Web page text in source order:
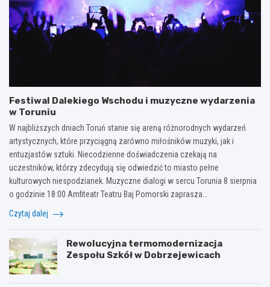
Festiwal Dalekiego Wschodu i muzyczne wydarzenia
w Toruniu
W najbliższych dniach Toruń stanie się areną różnorodnych wydarzeń
artystycznych, które przyciągną zarówno miłośników muzyki, jak i
entuzjastów sztuki. Niecodzienne doświadczenia czekają na
uczestników, którzy zdecydują się odwiedzić to miasto pełne
kulturowych niespodzianek. Muzyczne dialogi w sercu Torunia 8 sierpnia
o godzinie 18:00 Amfiteatr Teatru Baj Pomorski zaprasza…
Czytaj dalej
Rewolucyjna termomodernizacja
Zespołu Szkół w Dobrzejewicach